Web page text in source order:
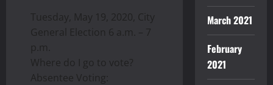
Tuesday, May 19, 2020, City
General Election 6 a.m. – 7
p.m.
Where do I go to vote?
Absentee Voting:
March 2021
February
2021